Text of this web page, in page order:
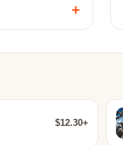
+
$12.30+